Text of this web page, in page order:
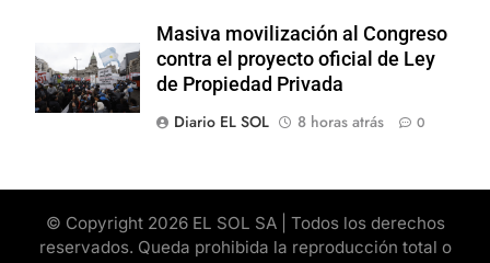
Masiva movilización al Congreso
contra el proyecto oficial de Ley
de Propiedad Privada
Diario EL SOL
8 horas atrás 0
© Copyright 2026 EL SOL SA | Todos los derechos
reservados. Queda prohibida la reproducción total o